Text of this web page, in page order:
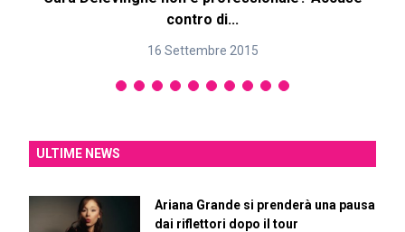
contro di...
16 Settembre 2015
ULTIME NEWS
Ariana Grande si prenderà una pausa
dai riflettori dopo il tour